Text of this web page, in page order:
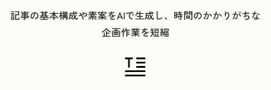
記事の基本構成や素案をAIで生成し、時間のかかりがちな
企画作業を短縮